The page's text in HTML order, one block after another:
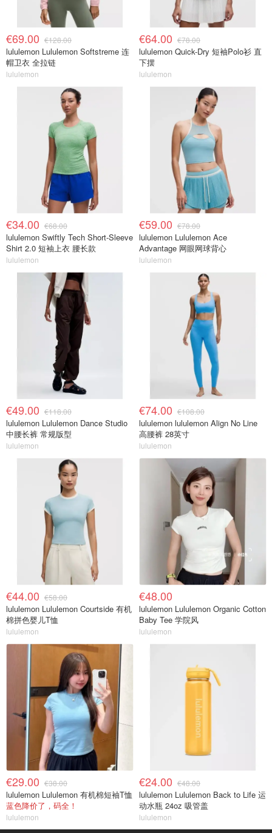
€69.00 €128.00
lululemon Lululemon Softstreme 连
帽卫衣 全拉链
lululemon
€64.00 €78.00
lululemon Quick-Dry 短袖Polo衫 直
下摆
lululemon
€34.00 €68.00
lululemon Swiftly Tech Short-Sleeve
Shirt 2.0 短袖上衣 腰长款
lululemon
€59.00 €78.00
lululemon Lululemon Ace
Advantage 网眼网球背心
lululemon
€49.00 €118.00
lululemon Lululemon Dance Studio
中腰长裤 常规版型
lululemon
€74.00 €108.00
lululemon lululemon Align No Line
高腰裤 28英寸
lululemon
€44.00 €58.00
lululemon Lululemon Courtside 有机
棉拼色婴儿T恤
lululemon
€48.00
lululemon Lululemon Organic Cotton
Baby Tee 学院风
lululemon
€29.00 €38.00
lululemon Lululemon 有机棉短袖T恤
蓝色降价了，码全！
lululemon
€24.00 €48.00
lululemon Lululemon Back to Life 运
动水瓶 24oz 吸管盖
lululemon